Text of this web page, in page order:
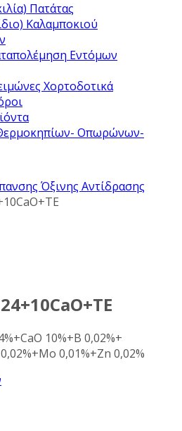
Πατάτας
Καλαμποκιού
Εντόμων
Χορτοδοτικά
Οπωρώνων-
Όξινης Αντίδρασης
10%+B 0,02%+
0,01%+Zn 0,02%